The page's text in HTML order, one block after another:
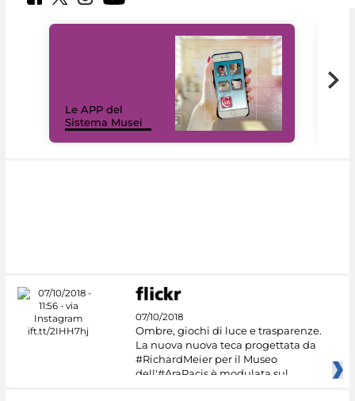
Le APP del
Sistema Musei
07/10/2018
Ombre, giochi di luce e trasparenze.
La nuova nuova teca progettata da
#RichardMeier per il Museo
dell'#AraPacis è modulata sul